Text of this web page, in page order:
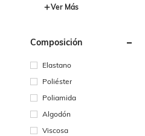
Ver Más
Composición
Elastano
Poliéster
Poliamida
Algodón
Viscosa